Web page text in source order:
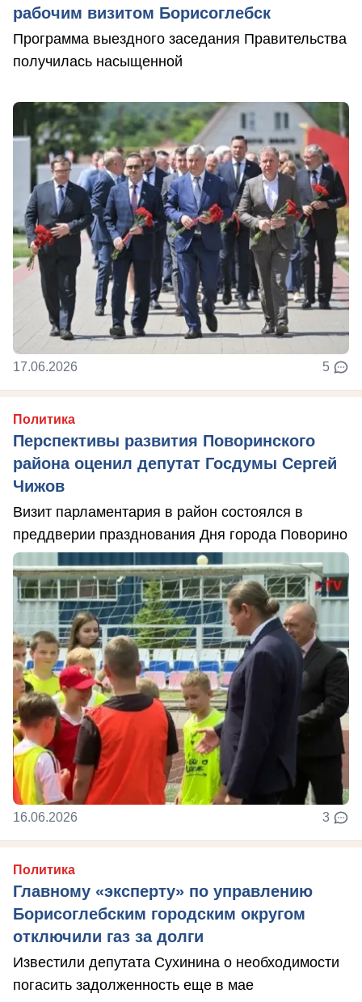
рабочим визитом Борисоглебск
Программа выездного заседания Правительства
получилась насыщенной
17.06.2026 5
Политика
Перспективы развития Поворинского
района оценил депутат Госдумы Сергей
Чижов
Визит парламентария в район состоялся в
преддверии празднования Дня города Поворино
16.06.2026 3
Политика
Главному «эксперту» по управлению
Борисоглебским городским округом
отключили газ за долги
Известили депутата Сухинина о необходимости
погасить задолженность еще в мае